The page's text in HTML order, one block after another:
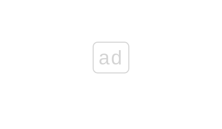
ad